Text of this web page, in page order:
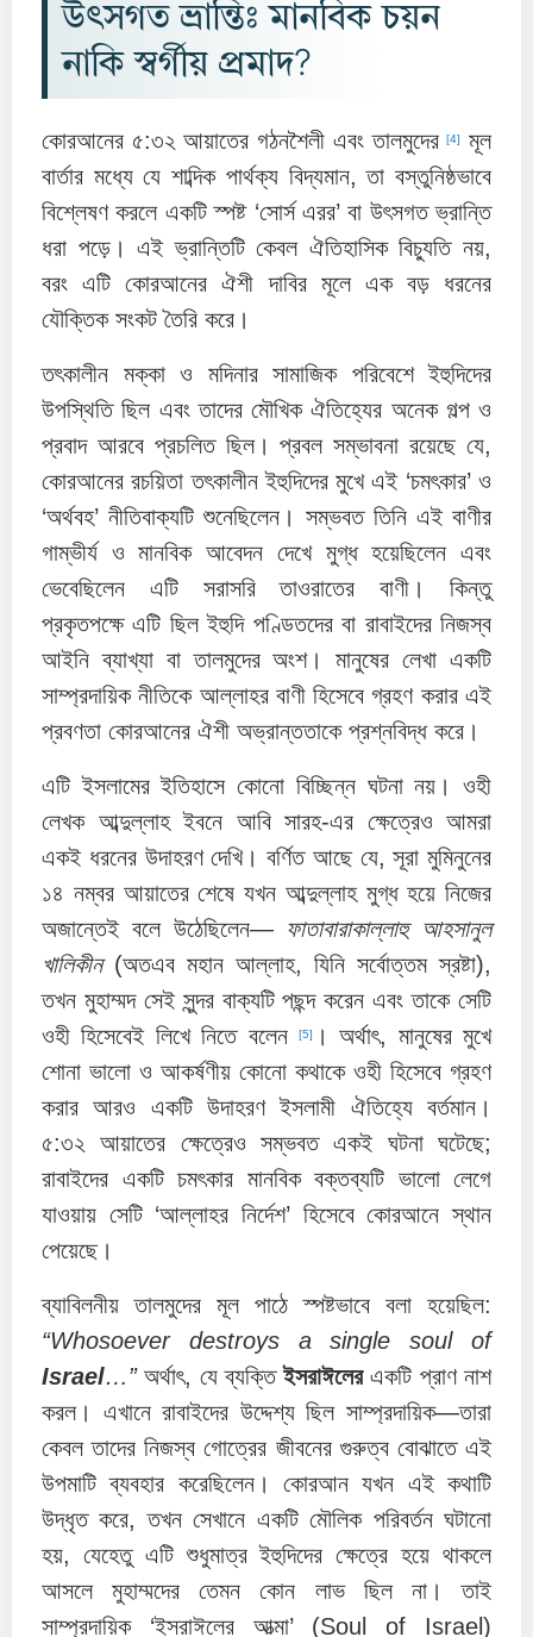
উৎসগত ভ্রান্তিঃ মানবিক চয়ন
নাকি স্বর্গীয় প্রমাদ?
কোরআনের ৫:৩২ আয়াতের গঠনশৈলী এবং তালমুদের[4]
মূল
বার্তার মধ্যে যে শাব্দিক পার্থক্য বিদ্যমান, তা বস্তুনিষ্ঠভাবে
বিশ্লেষণ করলে একটি স্পষ্ট ‘সোর্স এরর’ বা উৎসগত ভ্রান্তি
ধরা পড়ে। এই ভ্রান্তিটি কেবল ঐতিহাসিক বিচ্যুতি নয়,
বরং এটি কোরআনের ঐশী দাবির মূলে এক বড় ধরনের
যৌক্তিক সংকট তৈরি করে।
তৎকালীন মক্কা ও মদিনার সামাজিক পরিবেশে ইহুদিদের
উপস্থিতি ছিল এবং তাদের মৌখিক ঐতিহ্যের অনেক গল্প ও
প্রবাদ আরবে প্রচলিত ছিল। প্রবল সম্ভাবনা রয়েছে যে,
কোরআনের রচয়িতা তৎকালীন ইহুদিদের মুখে এই ‘চমৎকার’ ও
‘অর্থবহ’ নীতিবাক্যটি শুনেছিলেন। সম্ভবত তিনি এই বাণীর
গাম্ভীর্য ও মানবিক আবেদন দেখে মুগ্ধ হয়েছিলেন এবং
ভেবেছিলেন এটি সরাসরি তাওরাতের বাণী। কিন্তু
প্রকৃতপক্ষে এটি ছিল ইহুদি পণ্ডিতদের বা রাবাইদের নিজস্ব
আইনি ব্যাখ্যা বা তালমুদের অংশ। মানুষের লেখা একটি
সাম্প্রদায়িক নীতিকে আল্লাহর বাণী হিসেবে গ্রহণ করার এই
প্রবণতা কোরআনের ঐশী অভ্রান্ততাকে প্রশ্নবিদ্ধ করে।
এটি ইসলামের ইতিহাসে কোনো বিচ্ছিন্ন ঘটনা নয়। ওহী
লেখক আব্দুল্লাহ ইবনে আবি সারহ-এর ক্ষেত্রেও আমরা
একই ধরনের উদাহরণ দেখি। বর্ণিত আছে যে, সূরা মুমিনুনের
১৪ নম্বর আয়াতের শেষে যখন আব্দুল্লাহ মুগ্ধ হয়ে নিজের
অজান্তেই বলে উঠেছিলেন— ফাতাবারাকাল্লাহু আহসানুল
খালিকীন(অতএব মহান আল্লাহ, যিনি সর্বোত্তম স্রষ্টা),
তখন মুহাম্মদ সেই সুন্দর বাক্যটি পছন্দ করেন এবং তাকে সেটি
ওহী হিসেবেই লিখে নিতে বলেন
[5]
। অর্থাৎ, মানুষের মুখে
শোনা ভালো ও আকর্ষণীয় কোনো কথাকে ওহী হিসেবে গ্রহণ
করার আরও একটি উদাহরণ ইসলামী ঐতিহ্যে বর্তমান।
৫:৩২ আয়াতের ক্ষেত্রেও সম্ভবত একই ঘটনা ঘটেছে;
রাবাইদের একটি চমৎকার মানবিক বক্তব্যটি ভালো লেগে
যাওয়ায় সেটি ‘আল্লাহর নির্দেশ’ হিসেবে কোরআনে স্থান
পেয়েছে।
ব্যাবিলনীয় তালমুদের মূল পাঠে স্পষ্টভাবে বলা হয়েছিল:
“Whosoever destroys a single soul of
Israel…”অর্থাৎ, যে ব্যক্তিইসরাঈলেরএকটি প্রাণ নাশ
করল। এখানে রাবাইদের উদ্দেশ্য ছিল সাম্প্রদায়িক—তারা
কেবল তাদের নিজস্ব গোত্রের জীবনের গুরুত্ব বোঝাতে এই
উপমাটি ব্যবহার করেছিলেন। কোরআন যখন এই কথাটি
উদ্ধৃত করে, তখন সেখানে একটি মৌলিক পরিবর্তন ঘটানো
হয়, যেহেতু এটি শুধুমাত্র ইহুদিদের ক্ষেত্রে হয়ে থাকলে
আসলে মুহাম্মদের তেমন কোন লাভ ছিল না। তাই
সাম্প্রদায়িক ‘ইসরাঈলের আত্মা’ (Soul of Israel)